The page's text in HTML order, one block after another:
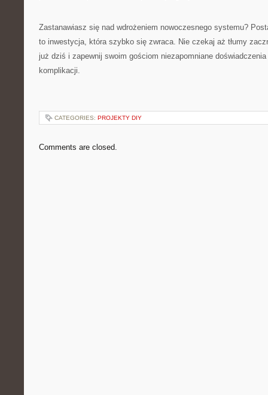
Zastanawiasz się nad wdrożeniem nowoczesnego systemu?
to inwestycja, która szybko się zwraca. Nie czekaj aż tłumy
już dziś i zapewnij swoim gościom niezapomniane
komplikacji.
CATEGORIES: PROJEKTY DIY
Comments are closed.